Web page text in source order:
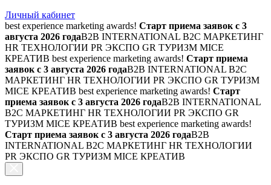
Личный кабинет
best experience marketing awards! Старт приема заявок с 3
августа 2026 годаB2B INTERNATIONAL B2C МАРКЕТИНГ
HR ТЕХНОЛОГИИ PR ЭКСПО GR ТУРИЗМ MICE
КРЕАТИВ best experience marketing awards! Старт приема
заявок с 3 августа 2026 годаB2B INTERNATIONAL B2C
МАРКЕТИНГ HR ТЕХНОЛОГИИ PR ЭКСПО GR ТУРИЗМ
MICE КРЕАТИВ best experience marketing awards! Старт
приема заявок с 3 августа 2026 годаB2B INTERNATIONAL
B2C МАРКЕТИНГ HR ТЕХНОЛОГИИ PR ЭКСПО GR
ТУРИЗМ MICE КРЕАТИВ best experience marketing awards!
Старт приема заявок с 3 августа 2026 годаB2B
INTERNATIONAL B2C МАРКЕТИНГ HR ТЕХНОЛОГИИ
PR ЭКСПО GR ТУРИЗМ MICE КРЕАТИВ